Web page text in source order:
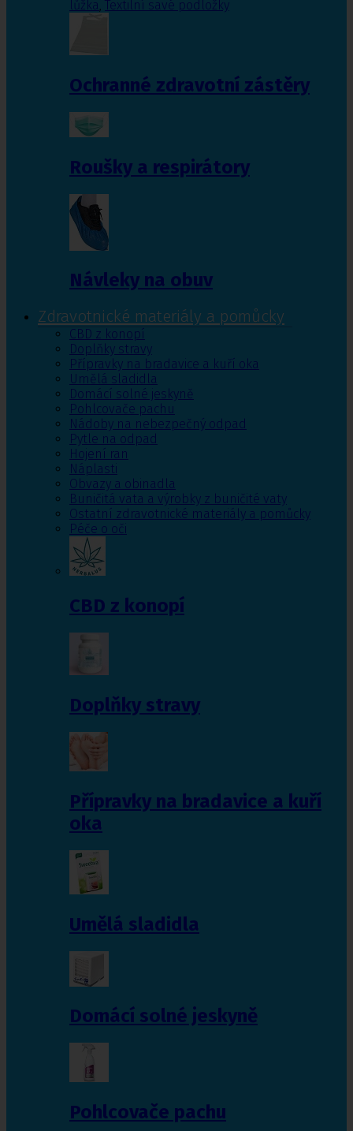
lůžka, Textilní savé podložky
Ochranné zdravotní zástěry
Roušky a respirátory
Návleky na obuv
Zdravotnické materiály a pomůcky
CBD z konopí
Doplňky stravy
Přípravky na bradavice a kuří oka
Umělá sladidla
Domácí solné jeskyně
Pohlcovače pachu
Nádoby na nebezpečný odpad
Pytle na odpad
Hojení ran
Náplasti
Obvazy a obinadla
Buničitá vata a výrobky z buničité vaty
Ostatní zdravotnické materiály a pomůcky
Péče o oči
CBD z konopí
Doplňky stravy
Přípravky na bradavice a kuří
oka
Umělá sladidla
Domácí solné jeskyně
Pohlcovače pachu